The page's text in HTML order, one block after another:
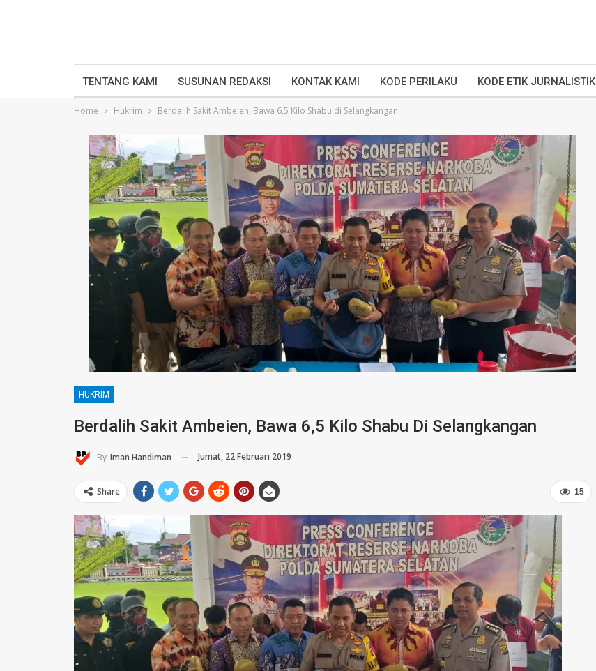
TENTANG KAMI SUSUNAN REDAKSI KONTAK KAMI KODE PERILAKU KODE ETIK JURNALISTIK
Home Hukrim Berdalih Sakit Ambeien, Bawa 6,5 Kilo Shabu di Selangkangan
HUKRIM
Berdalih Sakit Ambeien, Bawa 6,5 Kilo Shabu Di Selangkangan
By Iman Handiman Jumat, 22 Februari 2019
15
Share